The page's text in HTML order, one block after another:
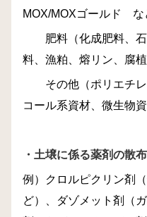
MOX/MOXゴールド な
肥料（化成肥料、石
料、漁粕、熔リン、腐
その他（ポリエチレ
コール系資材、微生物資
・土壌に係る薬剤の散布
例）クロルピクリン剤
ど）、ダゾメット剤（